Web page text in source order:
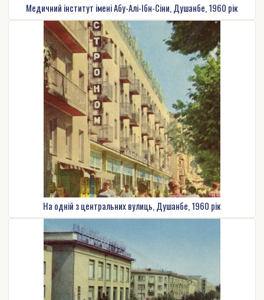
Медичний інститут імені Абу-Алі-Ібн-Сіни, Душанбе, 1960 рік
На одній з центральних вулиць, Душанбе, 1960 рік